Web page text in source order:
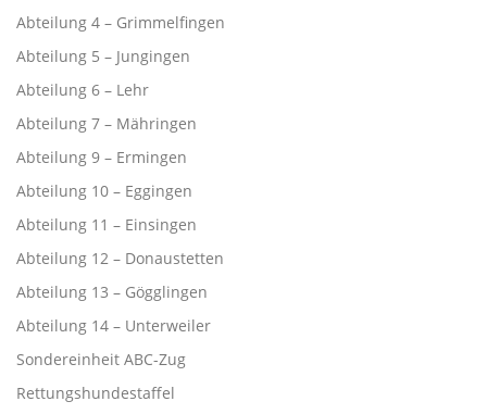
Abteilung 4 – Grimmelfingen
Abteilung 5 – Jungingen
Abteilung 6 – Lehr
Abteilung 7 – Mähringen
Abteilung 9 – Ermingen
Abteilung 10 – Eggingen
Abteilung 11 – Einsingen
Abteilung 12 – Donaustetten
Abteilung 13 – Gögglingen
Abteilung 14 – Unterweiler
Sondereinheit ABC-Zug
Rettungshundestaffel